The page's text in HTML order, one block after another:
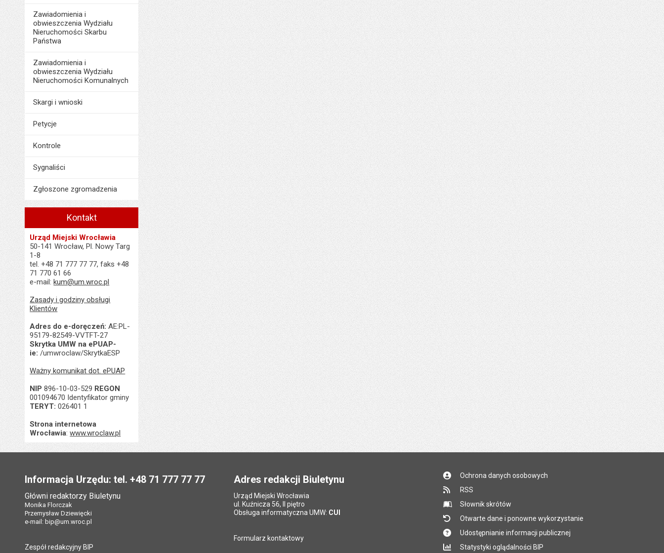
Zawiadomienia i
obwieszczenia Wydziału
Nieruchomości Skarbu
Państwa
Zawiadomienia i
obwieszczenia Wydziału
Nieruchomości Komunalnych
Skargi i wnioski
Petycje
Kontrole
Sygnaliści
Zgłoszone zgromadzenia
Kontakt
Urząd Miejski Wrocławia
50-141 Wrocław, Pl. Nowy Targ
1-8
tel. +48 71 777 77 77, faks +48
71 770 61 66
e-mail:kum@um.wroc.pl
Zasady i godziny obsługi
Klientów
Adres do e-doręczeń: AE:PL-
95179-82549-VVTFT-27
Skrytka UMW na ePUAP-
ie: /umwroclaw/SkrytkaESP
Ważny komunikat dot. ePUAP
NIP 896-10-03-529 REGON
001094670 Identyfikator gminy
TERYT: 026401 1
Strona internetowa
Wrocławia:www.wroclaw.pl
Informacja Urzędu: tel. +48 71 777 77 77
Główni redaktorzy Biuletynu
Monika Florczak
Przemysław Dziewięcki
e-mail: bip@um.wroc.pl
Zespół redakcyjny BIP
Adres redakcji Biuletynu
Urząd Miejski Wrocławia
ul. Kuźnicza 56, II piętro
Obsługa informatyczna UMW: CUI
Formularz kontaktowy
Ochrona danych osobowych
RSS
Słownik skrótów
Otwarte dane i ponowne wykorzystanie
Udostępnianie informacji publicznej
Statystyki oglądalności BIP